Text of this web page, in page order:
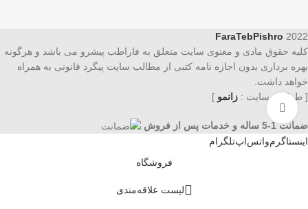
FaraTebPishro 2022
کلیه حقوق مادی و معنوی سایت متعلق به فاراطب پیشرو می باشد و هرگونه
بهره برداری بدون اجازه نامه کتبی از مطالب سایت پیگرد قانونی به همراه
خواهد داشت.
[ طراحی سایت : زانمو ]
ضمانت 1-5 ساله و خدمات پس از فروش
اینستاگرمواتس‌اپتلگرام
فروشگاه
لیست علاقه‌مندی